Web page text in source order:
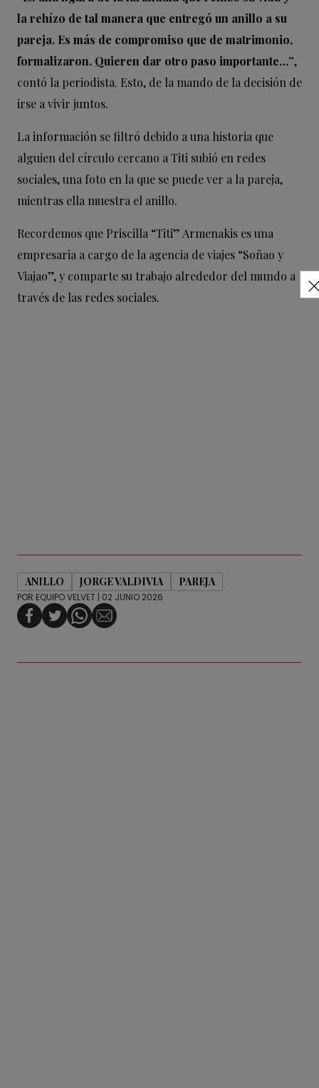
la rehízo de tal manera que entregó un anillo a su
pareja. Es más de compromiso que de matrimonio,
formalizaron. Quieren dar otro paso importante…”,
contó la periodista. Esto, de la mando de la decisión de
irse a vivir juntos.
La información se filtró debido a una historia que
alguien del círculo cercano a Titi subió en redes
sociales, una foto en la que se puede ver a la pareja,
mientras ella muestra el anillo.
Recordemos que Priscilla “Titi” Armenakis es una
empresaria a cargo de la agencia de viajes “Soñao y
Viajao”, y comparte su trabajo alrededor del mundo a
través de las redes sociales.
ANILLO JORGE VALDIVIA PAREJA
POR EQUIPO VELVET | 02 JUNIO 2026